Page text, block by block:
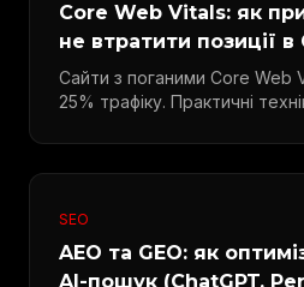
Core Web Vitals: як
не втратити позиції в
Сайти з поганими Core Web
25% трафіку. Практичні
SEO
AEO та GEO: як
AI-пошук (ChatGPT,